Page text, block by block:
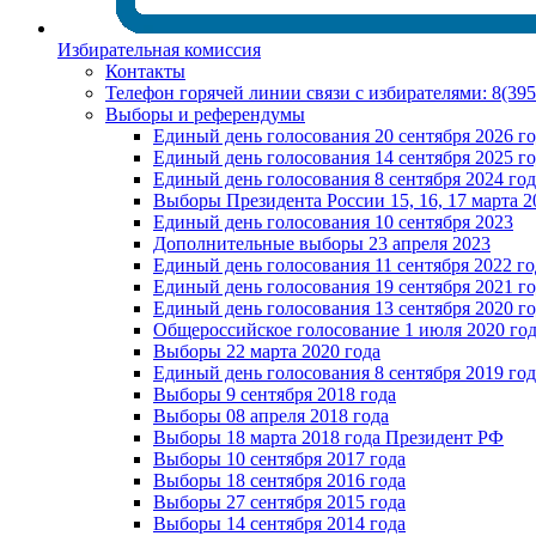
Избирательная комиссия
Контакты
Телефон горячей линии связи с избирателями:
Выборы и референдумы
Единый день голосования 20 сентября 2026
Единый день голосования 14 сентября 2025
Единый день голосования 8 сентября 2024
Выборы Президента России 15, 16, 17 марта
Единый день голосования 10 сентября 2023
Дополнительные выборы 23 апреля 2023
Единый день голосования 11 сентября 2022
Единый день голосования 19 сентября 2021
Единый день голосования 13 сентября 2020
Общероссийское голосование 1 июля 2020
Выборы 22 марта 2020 года
Единый день голосования 8 сентября 2019
Выборы 9 сентября 2018 года
Выборы 08 апреля 2018 года
Выборы 18 марта 2018 года Президент РФ
Выборы 10 сентября 2017 года
Выборы 18 сентября 2016 года
Выборы 27 сентября 2015 года
Выборы 14 сентября 2014 года